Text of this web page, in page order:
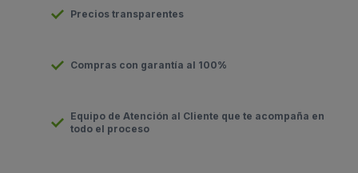
Precios transparentes
Compras con garantía al 100%
Equipo de Atención al Cliente que te acompaña en
todo el proceso